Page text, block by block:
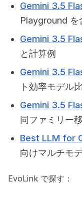
Gemini 3.5
Playground を
Gemini 3.5
と計算例
Gemini 3.5
ト効率モデル
Gemini 3.5
同ファミリー
Best LLM for
向けマルチモ
EvoLink で探す：